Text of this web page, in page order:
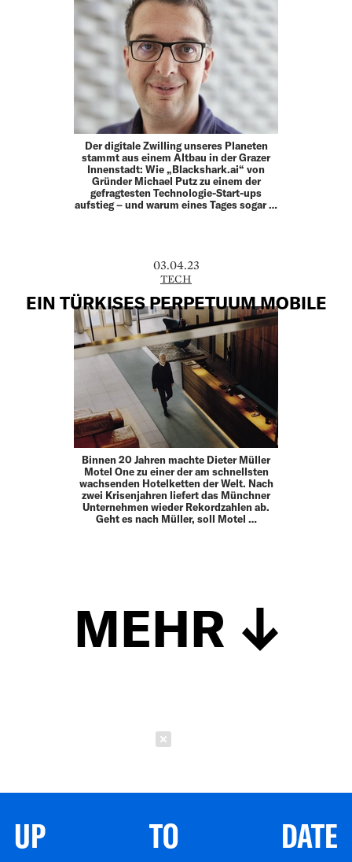
Der digitale Zwilling unseres Planeten
stammt aus einem Altbau in der Grazer
Innenstadt: Wie „Blackshark.ai“ von
Gründer Michael Putz zu einem der
gefragtesten Technologie-Start-ups
aufstieg – und warum eines Tages sogar …
03.04.23
TECH
EIN TÜRKISES PERPETUUM MOBILE
Binnen 20 Jahren machte Dieter Müller
Motel One zu einer der am schnellsten
wachsenden Hotelketten der Welt. Nach
zwei Krisenjahren liefert das Münchner
Unternehmen wieder Rekordzahlen ab.
Geht es nach Müller, soll Motel …
MEHR
UP TO DATE